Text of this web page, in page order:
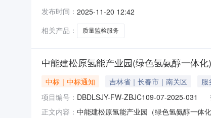
公告文件.pdf
发布时间： 2025-11-20 12:42
相关产品：
质量监检服务
中能建松原氢能产业园(绿色氢氨醇一体
中标｜中标通知 吉林省｜长春市｜南关区 服
项目编号： DBDLSJY-FW-ZBJC109-07-2025-031
正文内容： 中能建松原氢能产业园（绿色氢氨醇一体